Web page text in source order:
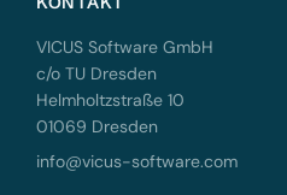
VICUS Software GmbH
c/o TU Dresden
Helmholtzstraße 10
01069 Dresden
info@vicus-software.com